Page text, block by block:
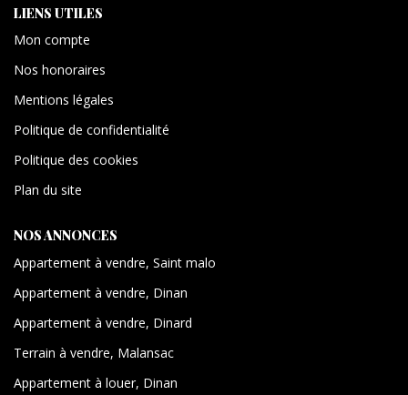
LIENS UTILES
Mon compte
Nos honoraires
Mentions légales
Politique de confidentialité
Politique des cookies
Plan du site
NOS ANNONCES
Appartement à vendre, Saint malo
Appartement à vendre, Dinan
Appartement à vendre, Dinard
Terrain à vendre, Malansac
Appartement à louer, Dinan